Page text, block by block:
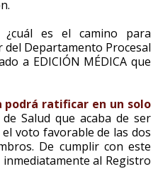
¿cuál es el camino para
del Departamento Procesal
a EDICIÓN MÉDICA que
podrá ratificar en un solo
Salud que acaba de ser
voto favorable de las dos
De cumplir con este
al Registro